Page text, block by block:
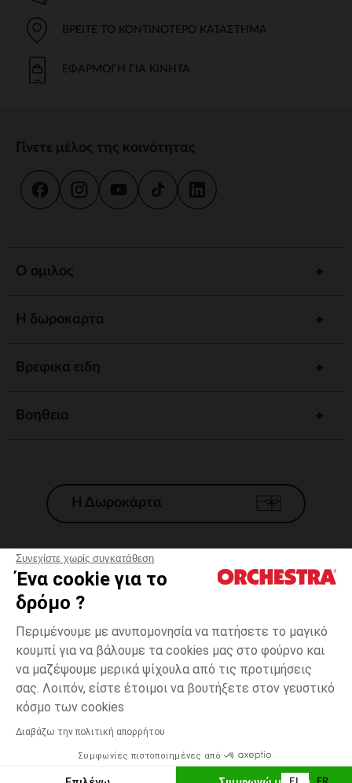
Συνεχίστε χωρίς συγκατάθεση
Ένα cookie για το
δρόμο ?
Περιμένουμε με ανυπομονησία να πατήσετε το μαγικό
κουμπί για να βάλουμε τα cookies μας στο φούρνο και
να μαζέψουμε μερικά ψίχουλα από τις προτιμήσεις
σας. Λοιπόν, είστε έτοιμοι να βουτήξετε στον γευστικό
κόσμο των cookies
Διαβάζω την πολιτική απορρήτου
Συμφωνίες πιστοποιημένες από
Ροζ
8
Δυνατότητα πληρωμής με
ΠΡΟΣΘΉΚΗ ΣΤΟ ΚΑΛΆΘΙ
ΒΡΕΊΤΕ ΤΟ ΚΟΝΤΙΝΌΤΕΡΟ ΚΑΤΆΣΤΗΜΑ
ΕΦΑΡΜΟΓΉ ΓΙΑ ΚΙΝΗΤΆ
Γίνετε μέλος της κοινότητας
Ο ομιλος
Η δωροκαρτα
Βρεφικα ειδη
Βοηθεια
Η Δωροκάρτα
Γενικοί 'Οροι Πώλησης
*Εμπορικες προσφορες
Προσωπικά δεδομένα
Διαχείρηση των cookies
Προσβασιμότητα: μη συμμορφούμενη
H Orchestra συμμετέχει στον κωδικά δεοντολογίας και στο σύστημα
μεσολάβησης της Γαλλικής Ομοσπονδίας Ηλεκτρονικού Εμπορίου.